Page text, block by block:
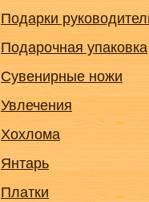
Подарки
Подарочная упаковка
Сувенирные ножи
Увлечения
Хохлома
Янтарь
Платки